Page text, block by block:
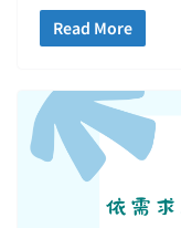
Read More